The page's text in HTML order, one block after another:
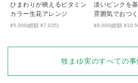
ひまわりが映えるビタミン
カラー生花アレンジ
¥5,000(総額 ¥7,035)
淡いピンクを
雰囲気でおつく
祝い花
¥8,000(総額
牧まゆ実のすべての事